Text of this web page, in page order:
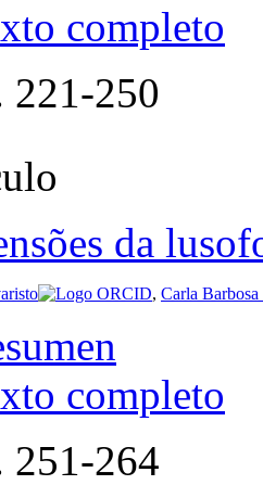
completo
221-250
da
, Carla Barbosa
completo
251-264